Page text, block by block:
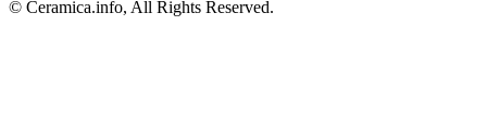
© Ceramica.info, All Rights Reserved.